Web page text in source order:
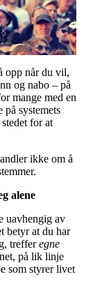
opp når du vil,
og nabo – på
mange med en
på systemets
for at
ikke om å
alene
uavhengig av
betyr at du har
trefferegne
på lik linje
som styrer livet